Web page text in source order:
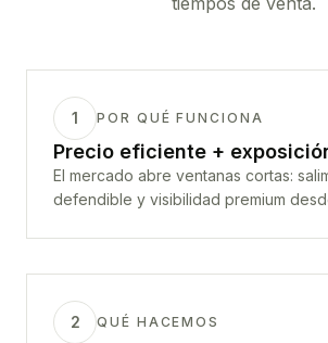
1 POR QUÉ FUNCIONA
Precio eficiente +
El mercado abre ventanas cortas:
defendible y visibilidad premium
2 QUÉ HACEMOS